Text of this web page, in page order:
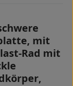
mit
Rad mit